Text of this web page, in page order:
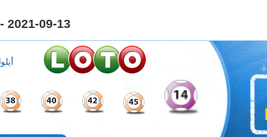
2021-09-13
أيلول